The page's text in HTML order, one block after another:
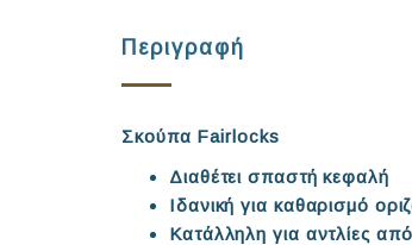
Περιγραφή
Σκούπα Fairlocks
Διαθέτει σπαστή κεφαλή
Ιδανική για καθαρισμό
Κατάλληλη για αντλίες